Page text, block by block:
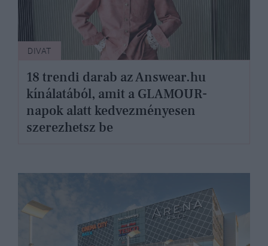
DIVAT
18 trendi darab az Answear.hu
kínálatából, amit a GLAMOUR-
napok alatt kedvezményesen
szerezhetsz be